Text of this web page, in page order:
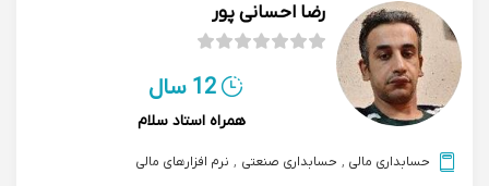
رضا احسانی پور
12 سال
همراه استاد سلام
حسابداری مالی , حسابداری صنعتی , نرم افزارهای مالی